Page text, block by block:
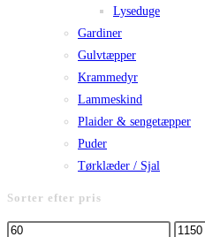
Lyseduge
Gardiner
Gulvtæpper
Krammedyr
Lammeskind
Plaider & sengetæpper
Puder
Tørklæder / Sjal
Sorter efter pris
Mindste
Højeste